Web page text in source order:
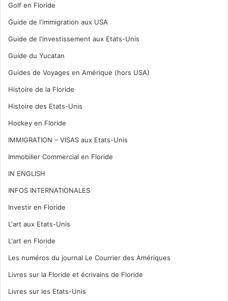
Golf en Floride
Guide de l'immigration aux USA
Guide de l'investissement aux Etats-Unis
Guide du Yucatan
Guides de Voyages en Amérique (hors USA)
Histoire de la Floride
Histoire des Etats-Unis
Hockey en Floride
IMMIGRATION – VISAS aux Etats-Unis
Immobilier Commercial en Floride
IN ENGLISH
INFOS INTERNATIONALES
Investir en Floride
L'art aux Etats-Unis
L'art en Floride
Les numéros du journal Le Courrier des Amériques
Livres sur la Floride et écrivains de Floride
Livres sur les Etats-Unis